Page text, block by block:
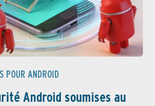
POUR ANDROID
Android soumises au